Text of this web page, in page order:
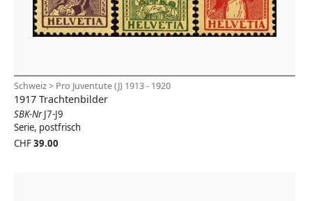
Schweiz > Pro Juventute (J) 1913 - 1920
1917 Trachtenbilder
SBK-NrJ7-J9
Serie, postfrisch
CHF39.00